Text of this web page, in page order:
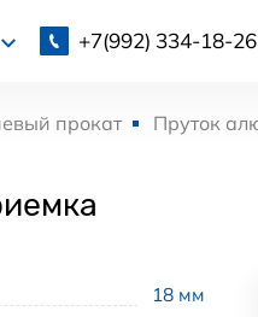
+7(992) 334-18-26
прокат
Пруток
18 мм